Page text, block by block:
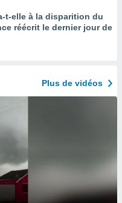
t-elle à la disparition du
réécrit le dernier jour de
Plus de vidéos